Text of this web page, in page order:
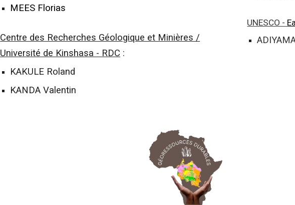
MEES Florias
Centre des Recherches Géologique et Minières /
Université de Kinshasa - RDC :
KAKULE Roland
KANDA Valentin
UNESCO -